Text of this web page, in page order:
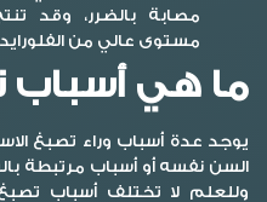
مصابة بالضرر، وقد
مستوى عالي من
ما هي أسباب
يوجد عدة أسباب وراء تصبغ
السن نفسه أو أسباب مرتبطة
وللعلم لا تختلف أسباب تصبغ